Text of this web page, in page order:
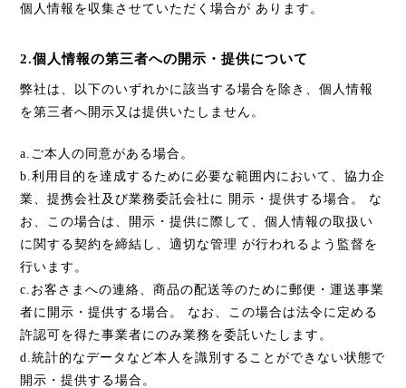
個人情報を収集させていただく場合が あります。
2.個人情報の第三者への開示・提供について
弊社は、以下のいずれかに該当する場合を除き、個人情報
を第三者へ開示又は提供いたしません。
a.ご本人の同意がある場合。
b.利用目的を達成するために必要な範囲内において、協力企
業、提携会社及び業務委託会社に 開示・提供する場合。 な
お、この場合は、開示・提供に際して、個人情報の取扱い
に関する契約を締結し、適切な管理 が行われるよう監督を
行います。
c.お客さまへの連絡、商品の配送等のために郵便・運送事業
者に開示・提供する場合。 なお、この場合は法令に定める
許認可を得た事業者にのみ業務を委託いたします。
d.統計的なデータなど本人を識別することができない状態で
開示・提供する場合。